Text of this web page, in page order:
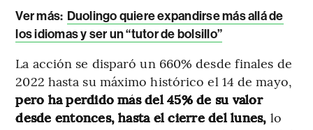
Ver más: Duolingo quiere expandirse más allá de
los idiomas y ser un “tutor de bolsillo”
La acción se disparó un 660% desde finales de
2022 hasta su máximo histórico el 14 de mayo,
pero ha perdido más del 45% de su valor
desde entonces, hasta el cierre del lunes, lo